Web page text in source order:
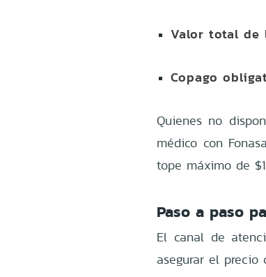
Valor total de
Copago
Quienes no
médico con
tope máximo de
Paso a paso
El canal de
asegurar el precio